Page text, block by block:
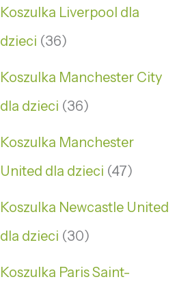
Koszulka Liverpool dla
dzieci 36
Koszulka Manchester City
dla dzieci 36
Koszulka Manchester
United dla dzieci 47
Koszulka Newcastle United
dla dzieci 30
Koszulka Paris Saint-